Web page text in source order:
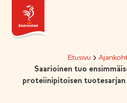
Hyppää
sisältöön
Etusivu
Saarioinen tuo
proteiinipitoisen tuotesarjan